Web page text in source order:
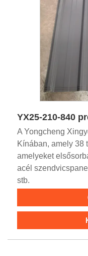
YX25-210-840
A Yongcheng
Kínában, amely 38
amelyeket
acél
stb.